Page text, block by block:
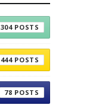
304
444
78